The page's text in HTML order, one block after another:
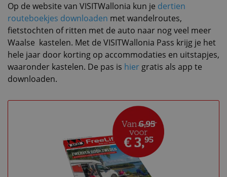
Op de website van VISITWallonia kun je dertien
routeboekjes downloaden met wandelroutes,
fietstochten of ritten met de auto naar nog veel meer
Waalse kastelen. Met de VISITWallonia Pass krijg je het
hele jaar door korting op accommodaties en uitstapjes,
waaronder kastelen. De pas is hiergratis als app te
downloaden.